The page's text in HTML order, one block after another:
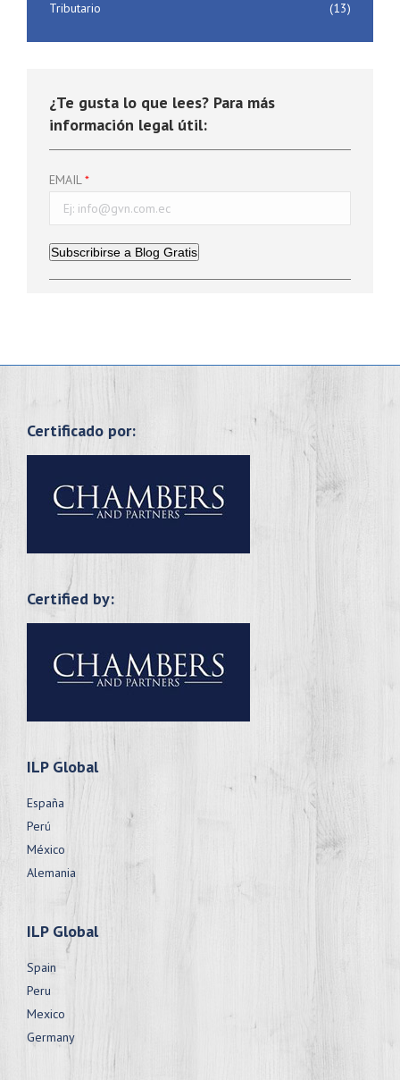
Tributario
(13)
¿Te gusta lo que lees? Para más
información legal útil:
EMAIL
Subscribirse a Blog Gratis
Certificado por:
Certified by:
ILP Global
España
Perú
México
Alemania
ILP Global
Spain
Peru
Mexico
Germany